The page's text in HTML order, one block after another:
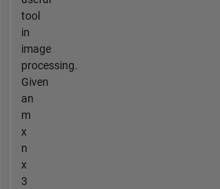
tool
in
image
processing.
Given
an
m
x
n
x
3